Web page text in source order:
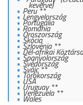
keverve)
Peru **
Lengyelország
Portugália
Románia
Oroszország
Skócia
Szlovénia **
Dél-afrikai
Spanyolország
Svédország
Svájc **
Törökország
USA
Uruguay **
Venezuela **
Wales